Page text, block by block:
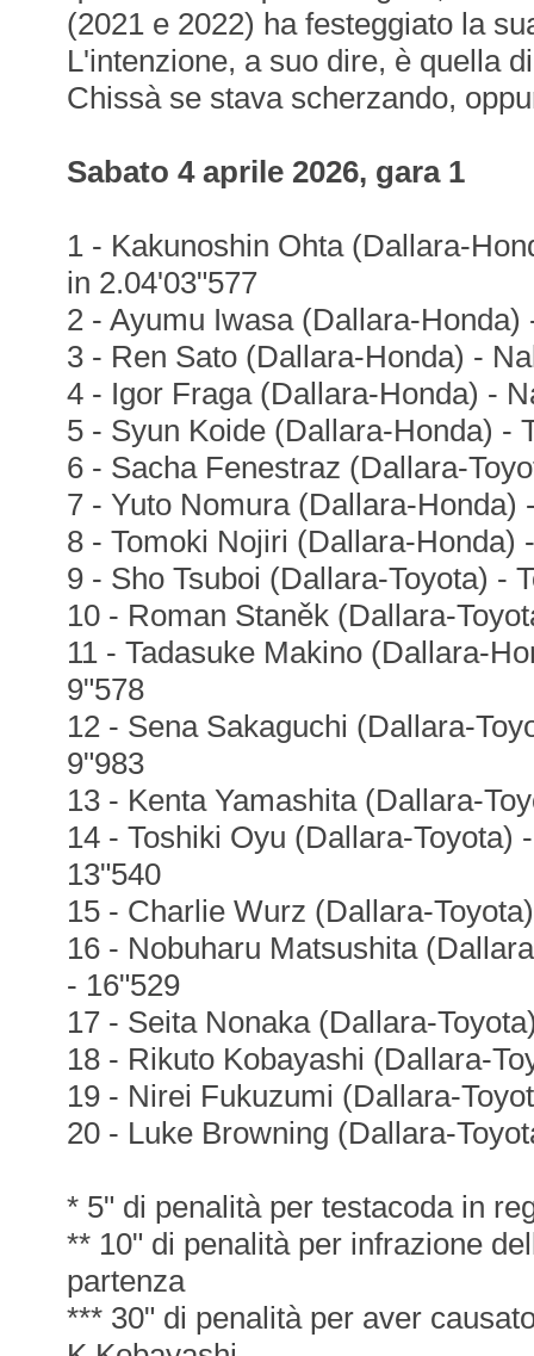
(2021 e 2022) ha festeggiato la
L'intenzione, a suo dire, è quella
Chissà se stava scherzando,
Sabato 4 aprile 2026, gara 1
1 - Kakunoshin Ohta (Dallara-
in 2.04'03"577
2 - Ayumu Iwasa (Dallara-Honda)
3 - Ren Sato (Dallara-Honda) -
4 - Igor Fraga (Dallara-Honda) -
5 - Syun Koide (Dallara-Honda) -
6 - Sacha Fenestraz (Dallara-
7 - Yuto Nomura (Dallara-Honda)
8 - Tomoki Nojiri (Dallara-Honda)
9 - Sho Tsuboi (Dallara-Toyota) -
10 - Roman Staněk (Dallara-
11 - Tadasuke Makino (Dallara-
9"578
12 - Sena Sakaguchi (Dallara-
9"983
13 - Kenta Yamashita (Dallara-
14 - Toshiki Oyu (Dallara-Toyota)
13"540
15 - Charlie Wurz (Dallara-
16 - Nobuharu Matsushita
- 16"529
17 - Seita Nonaka (Dallara-
18 - Rikuto Kobayashi (Dallara-
19 - Nirei Fukuzumi (Dallara-
20 - Luke Browning (Dallara-
* 5" di penalità per testacoda in
** 10" di penalità per infrazione
partenza
*** 30" di penalità per aver